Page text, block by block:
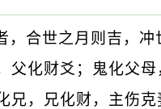
，合世之月则吉，
父化财爻；鬼化父
兄，兄化财，主伤